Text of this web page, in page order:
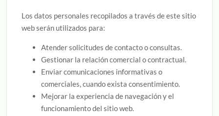
Los datos personales recopilados a través de este sitio
web serán utilizados para:
Atender solicitudes de contacto o consultas.
Gestionar la relación comercial o contractual.
Enviar comunicaciones informativas o
comerciales, cuando exista consentimiento.
Mejorar la experiencia de navegación y el
funcionamiento del sitio web.